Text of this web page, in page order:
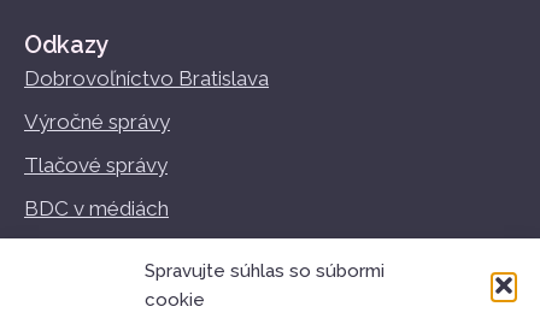
Spravujte súhlas so súbormi
cookie
Odkazy
Dobrovoľníctvo Bratislava
Výročné správy
Tlačové správy
BDC v médiách
Podmienky používania